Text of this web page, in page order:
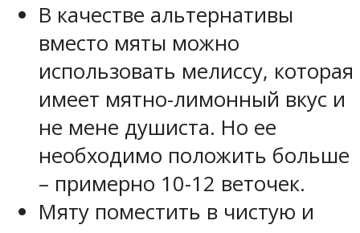
В качестве альтернативы
вместо мяты можно
использовать мелиссу, которая
имеет мятно-лимонный вкус и
не мене душиста. Но ее
необходимо положить больше
– примерно 10-12 веточек.
Мяту поместить в чистую и